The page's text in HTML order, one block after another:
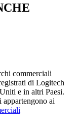
commerciali
di Logitech
e in altri Paesi.
ai